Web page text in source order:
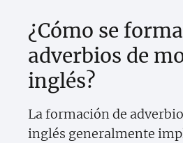
¿Cómo se
adverbios de
inglés?
La formación de
inglés generalmente